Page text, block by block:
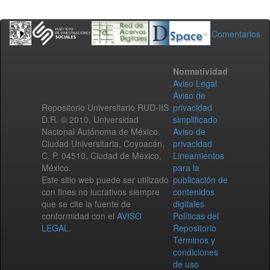
Comentarios
Repositorio Universitario RUD-IIS
D.R. © 2010. Universidad
Nacional Autónoma de México.
Ciudad Universitaria, Coyoacán,
C. P. 04510, Ciudad de México,
México.
Este sitio web puede ser utilizado
con fines no lucrativos siempre
que se cite la fuente de
conformidad con el AVISO
LEGAL.
Normatividad
Aviso Legal
Aviso de
privacidad
simplificado
Aviso de
privacidad
Lineamientos
para la
publicación de
contenidos
digitales
Políticas del
Repositorio
Términos y
condiciones
de uso